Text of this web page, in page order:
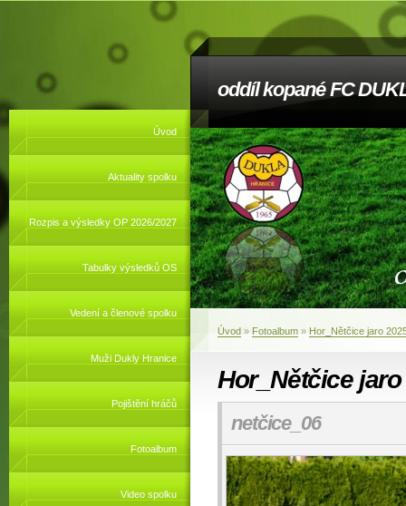
oddíl kopané FC
Úvod
Aktuality spolku
Rozpis a výsledky OP 2026/2027
Tabulky výsledků OS
Vedení a členové spolku
Muži Dukly Hranice
Pojištění hráčů
Fotoalbum
Video spolku
Úvod » Fotoalbum » Hor_Nětčice jaro
Hor_Nětčice jaro
netčice_06